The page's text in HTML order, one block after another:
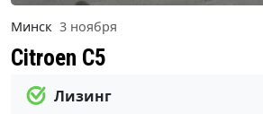
Минск 3 ноября
Citroen C5
Лизинг